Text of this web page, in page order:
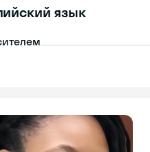
язык